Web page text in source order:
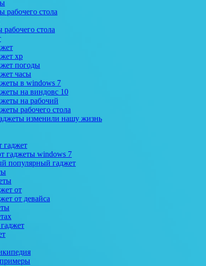
рабочего стола
стола
xp
погоды
часы
в windows 7
на виндовс 10
на рабочий
рабочего стола
изменили нашу жизнь
гаджет
гаджеты windows 7
популярный гаджет
от
от девайса